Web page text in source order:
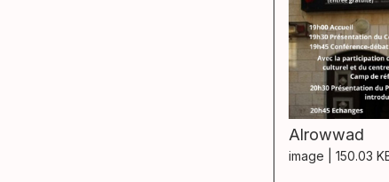
Alrowwad
image | 150.03